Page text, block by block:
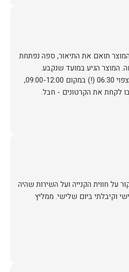
המוצר תואם את התיאור, ספה נפתחת
המוצר הגיע במועד שנקבע.
המובילים הגיעו מוקדם מהצפוי 06:30 (!) במקום 09:00-12:00,
לקחת את הקרטונים - חבל.
על חווית הקנייה ועל השירות שהיה
וקיבלתי ביום שלישי. ממליץ